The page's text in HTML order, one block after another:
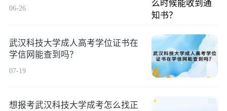
06-26
武汉科技大学成人高考学位证书在
学信网能查到吗？
07-19
想报考武汉科技大学成考怎么找正